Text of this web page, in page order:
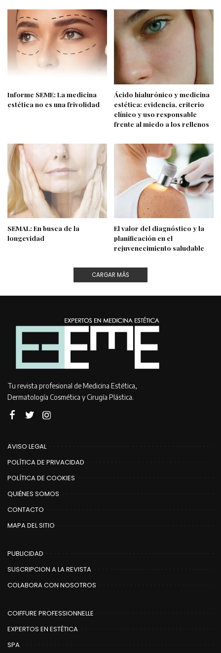
Informe SEME: La medicina
estética no es una frivolidad
Ácido hialurónico y medicina
estética: evidencia, criterio
clínico y uso responsable
frente al miedo a los rellenos
SEMAL: En busca de la
longevidad
El valor del diagnóstico y la
planificación en el
rejuvenecimiento saludable
CARGAR MÁS
Tu revista profesional de Medicina Estética,
Dermatología Cosmética y Cirugía Plástica.
AVISO LEGAL
POLÍTICA DE PRIVACIDAD
POLÍTICA DE COOKIES
QUIÉNES SOMOS
CONTACTO
MAPA DEL SITIO
PUBLICIDAD
SUSCRIPCION A LA REVISTA
COLABORA CON NOSOTROS
COIFFURE PROFESSIONNELLE
EXPERTOS EN ESTÉTICA
SPA